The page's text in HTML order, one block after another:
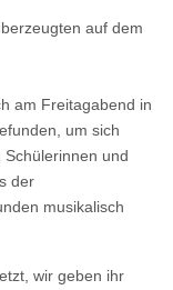
auf dem
am Freitagabend in
um sich
und
der
musikalisch
wir geben ihr